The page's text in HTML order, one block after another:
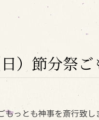
）節分祭
もっとも神事を斎行致し